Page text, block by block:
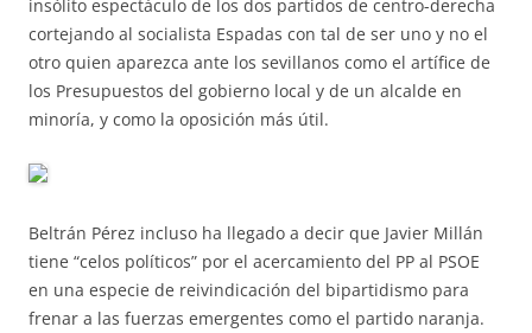
insólito espectáculo de los dos partidos de centro-derecha
cortejando al socialista Espadas con tal de ser uno y no el
otro quien aparezca ante los sevillanos como el artífice de
los Presupuestos del gobierno local y de un alcalde en
minoría, y como la oposición más útil.
Beltrán Pérez incluso ha llegado a decir que Javier Millán
tiene “celos políticos” por el acercamiento del PP al PSOE
en una especie de reivindicación del bipartidismo para
frenar a las fuerzas emergentes como el partido naranja.